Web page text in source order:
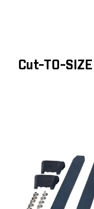
Cut-TO-